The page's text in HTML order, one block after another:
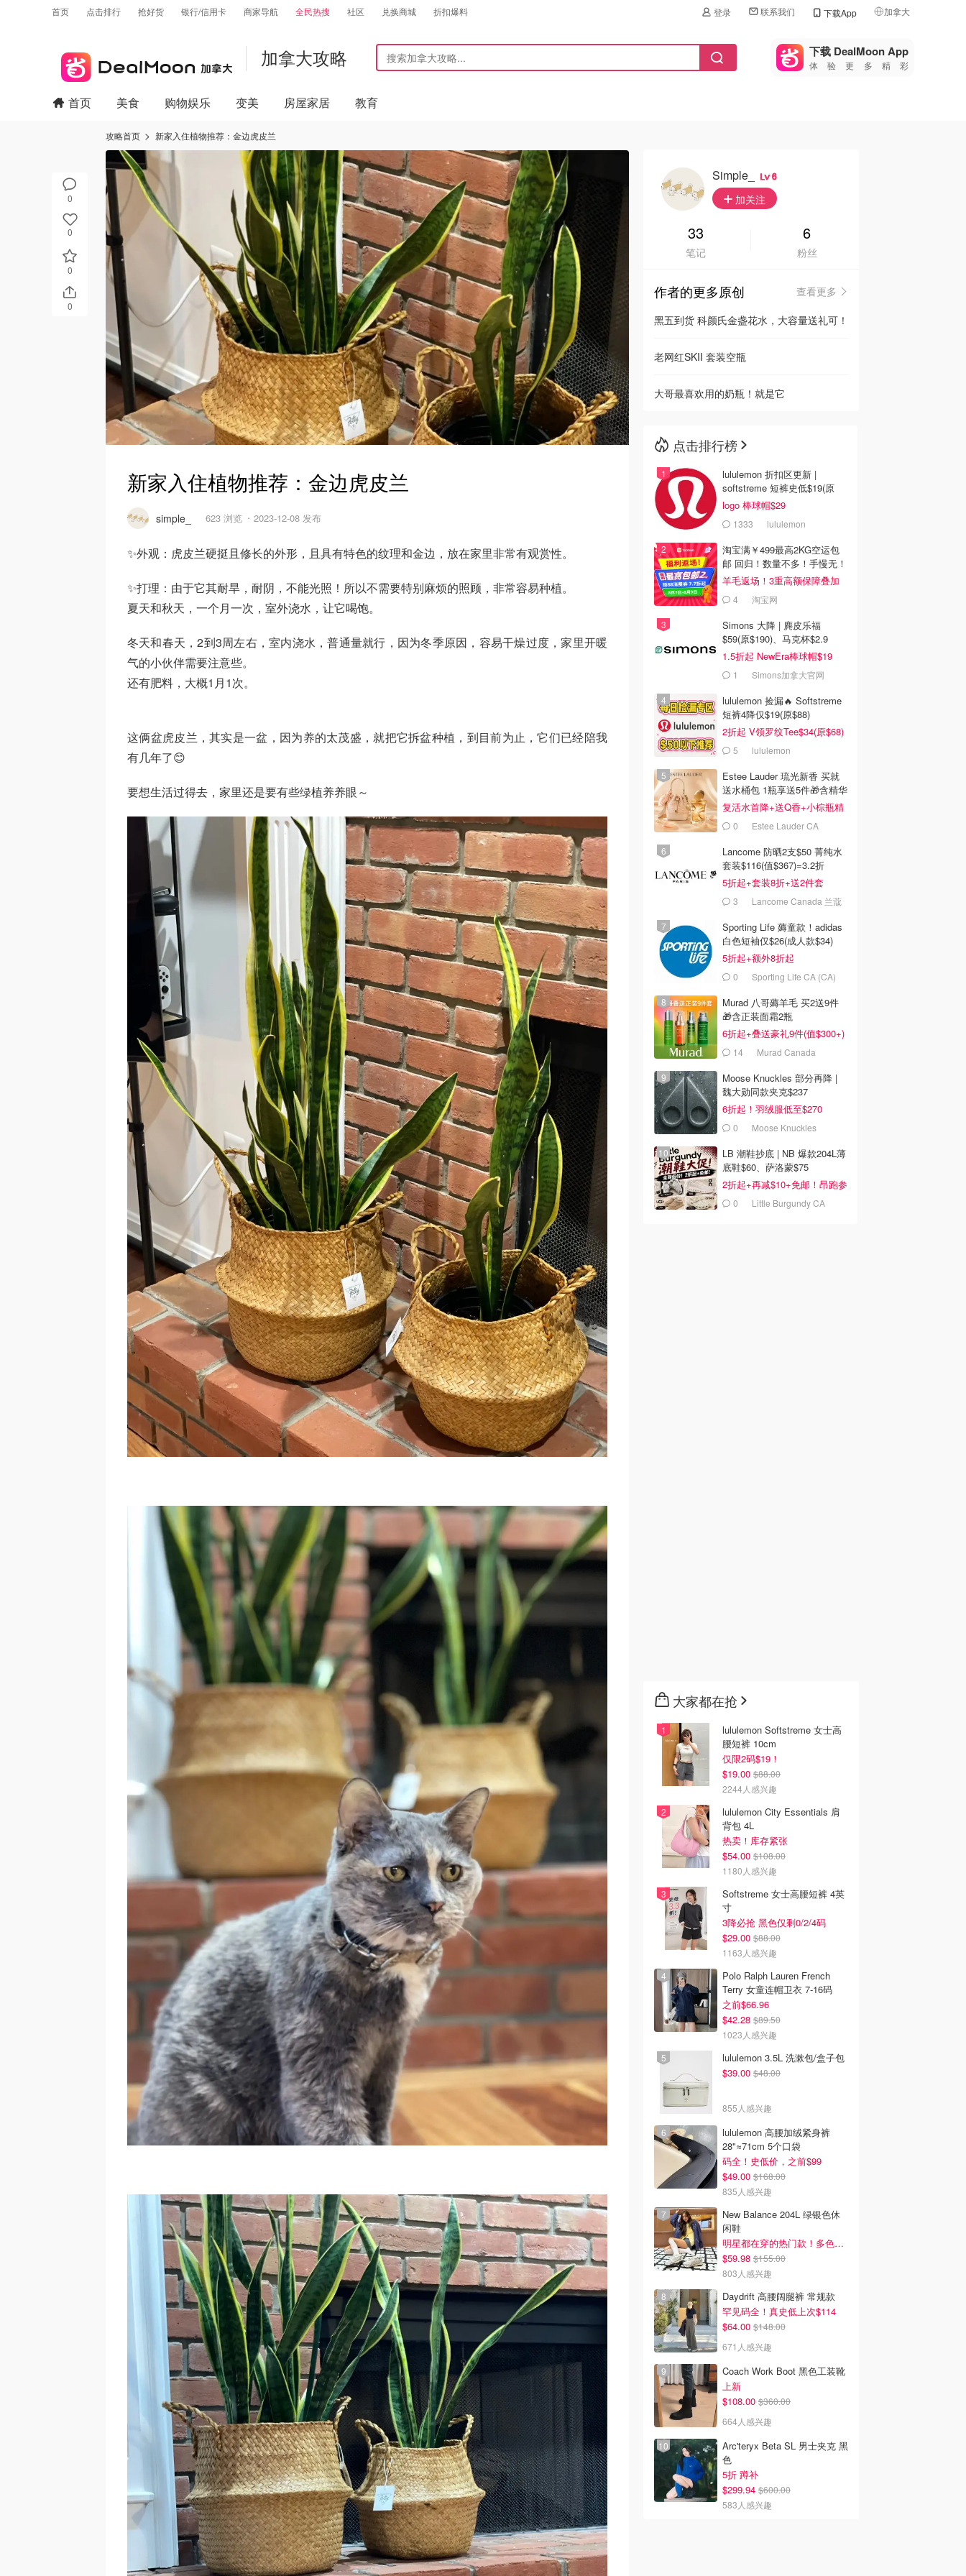
首页 点击排行 抢好货 银行/信用卡 商家导航 全民热搜 社区 兑换商城 折扣爆料 登录 联系我们 下载App 加拿大
🇺🇸
美国
🇨🇳中国
🇮🇹
🇦🇺
🇳🇿新西兰
加拿大攻略 下载 DealMoon App
体验更多精彩
0
0
0
0
首页 美食 购物娱乐 变美 房屋家居 教育
攻略首页 新家入住植物推荐：金边虎皮兰
新家入住植物推荐：金边虎皮兰
simple_ 623 浏览 2023-12-08 发布
✨外观：虎皮兰硬挺且修长的外形，且具有特色的纹理和金边，放在家里非常有观赏性。
✨打理：由于它其耐旱，耐阴，不能光照！所以不需要特别麻烦的照顾，非常容易种植。
夏天和秋天，一个月一次，室外浇水，让它喝饱。
冬天和春天，2到3周左右，室内浇水，普通量就行，因为冬季原因，容易干燥过度，家里开暖
气的小伙伴需要注意些。
还有肥料，大概1月1次。
这俩盆虎皮兰，其实是一盆，因为养的太茂盛，就把它拆盆种植，到目前为止，它们已经陪我
有几年了😊
要想生活过得去，家里还是要有些绿植养养眼～
Simple_ 6
加关注
33
笔记
6
粉丝
作者的更多原创
查看更多
黑五到货 科颜氏金盏花水，大容量送礼可！
老网红SKII 套装空瓶
大哥最喜欢用的奶瓶！就是它
点击排行榜
lululemon 折扣区更新 |
softstreme 短裤史低$19(原
$88)
logo 棒球帽$29
1333 lululemon
淘宝满￥499最高2KG空运包
邮 回归！数量不多！手慢无！
羊毛返场！3重高额保障叠加
4 淘宝网
Simons 大降 | 麂皮乐福
$59(原$190)、马克杯$2.9
1.5折起 NewEra棒球帽$19
1 Simons加拿大官网
lululemon 捡漏🔥 Softstreme
短裤4降仅$19(原$88)
2折起 V领罗纹Tee$34(原$68)
5 lululemon
Estee Lauder 琉光新香 买就
送水桶包 1瓶享送5件🎁含精华
14ml
复活水首降+送Q香+小棕瓶精
华 0 Estee Lauder CA
Lancome 防晒2支$50 菁纯水
套装$116(值$367)=3.2折
5折起+套装8折+送2件套
3
Lancome Canada 兰蔻
Sporting Life 薅童款！adidas
白色短袖仅$26(成人款$34)
5折起+额外8折起
0 Sporting Life CA (CA)
Murad 八哥薅羊毛 买2送9件
🎁含正装面霜2瓶
6折起+叠送豪礼9件(值$300+)
14 Murad Canada
Moose Knuckles 部分再降 |
魏大勋同款夹克$237
6折起！羽绒服低至$270
0 Moose Knuckles
LB 潮鞋抄底 | NB 爆款204L薄
底鞋$60、萨洛蒙$75
2折起+再减$10+免邮！昂跑参
加 0
Little Burgundy CA
大家都在抢
lululemon Softstreme 女士高
腰短裤 10cm
仅限2码$19！
$19.00 $88.00
2244人感兴趣
lululemon City Essentials 肩
背包 4L
热卖！库存紧张
$54.00 $108.00
1180人感兴趣
Softstreme 女士高腰短裤 4英
寸
3降必抢 黑色仅剩0/2/4码
$29.00 $88.00
1163人感兴趣
Polo Ralph Lauren French
Terry 女童连帽卫衣 7-16码
之前$66.96
$42.28 $89.50
1023人感兴趣
lululemon 3.5L 洗漱包/盒子包
$39.00 $48.00
855人感兴趣
lululemon 高腰加绒紧身裤
28"≈71cm 5个口袋
码全！史低价，之前$99
$49.00 $168.00
835人感兴趣
New Balance 204L 绿银色休
闲鞋
明星都在穿的热门款！多色可选 3.8折
$59.98 $155.00
803人感兴趣
Daydrift 高腰阔腿裤 常规款
罕见码全！真史低上次$114
$64.00 $148.00
671人感兴趣
Coach Work Boot 黑色工装靴
上新
$108.00 $360.00
664人感兴趣
Arc'teryx Beta SL 男士夹克 黑
色
5折 蹲补
$299.94 $600.00
583人感兴趣